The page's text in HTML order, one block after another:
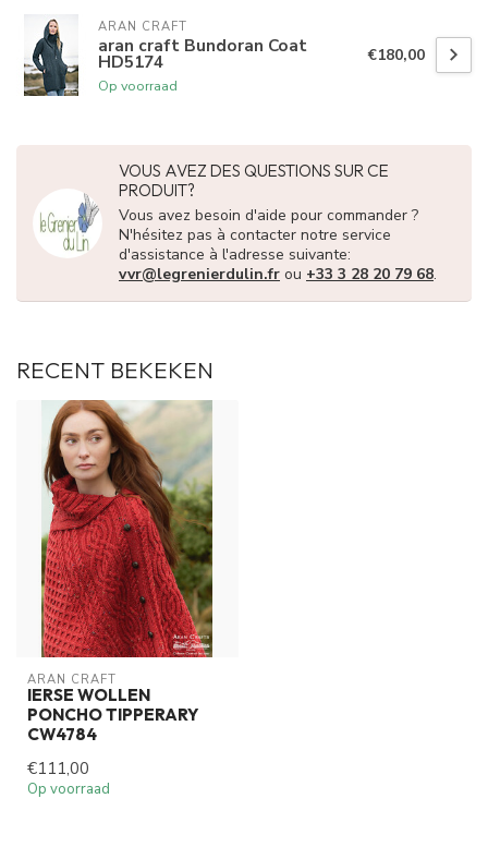
ARAN CRAFT
aran craft Bundoran Coat
HD5174
Op voorraad
€180,00
VOUS AVEZ DES QUESTIONS SUR CE
PRODUIT?
Vous avez besoin d'aide pour commander ?
N'hésitez pas à contacter notre service
d'assistance à l'adresse suivante:
vvr@legrenierdulin.fr ou +33 3 28 20 79 68.
RECENT BEKEKEN
ARAN CRAFT
IERSE WOLLEN
PONCHO TIPPERARY
CW4784
€111,00
Op voorraad